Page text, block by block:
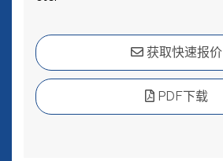
获取快速报价
PDF下载